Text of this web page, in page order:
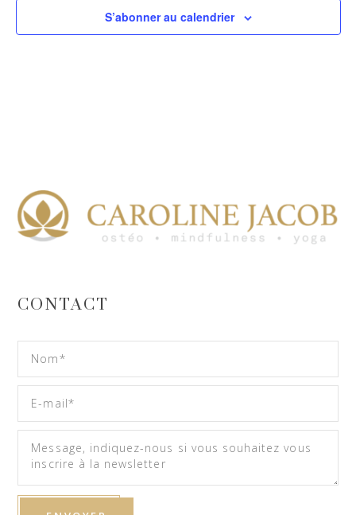
S’abonner au calendrier
CONTACT